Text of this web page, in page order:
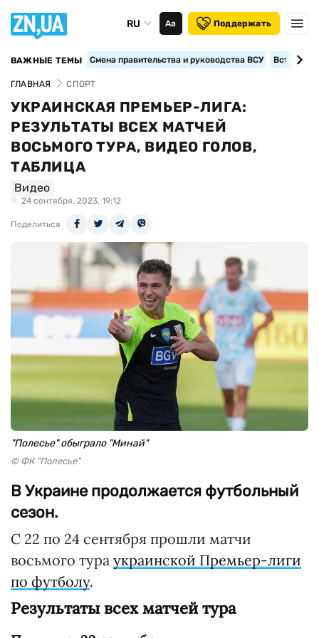
RU Аа Поддержать
ВАЖНЫЕ ТЕМЫ Смена правительства и руководства ВСУ
ГЛАВНАЯ СПОРТ
УКРАИНСКАЯ ПРЕМЬЕР-ЛИГА:
РЕЗУЛЬТАТЫ ВСЕХ МАТЧЕЙ
ВОСЬМОГО ТУРА, ВИДЕО ГОЛОВ,
ТАБЛИЦА
Видео
24 сентября, 2023, 19:12
Поделиться
"Полесье" обыграло "Минай"
© ФК "Полесье"
В Украине продолжается футбольный
сезон.
C 22 по 24 сентября прошли матчи
восьмого тура украинской Премьер-лиги
по футболу.
Результаты всех матчей тура